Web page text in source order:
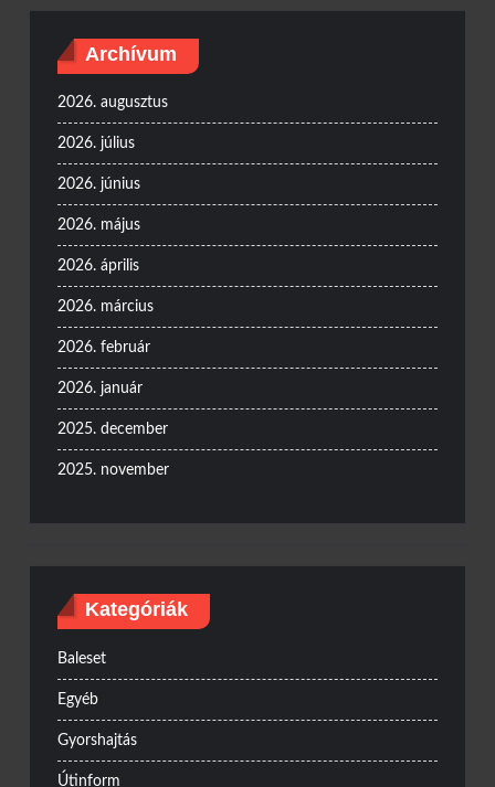
Archívum
2026. augusztus
2026. július
2026. június
2026. május
2026. április
2026. március
2026. február
2026. január
2025. december
2025. november
Kategóriák
Baleset
Egyéb
Gyorshajtás
Útinform